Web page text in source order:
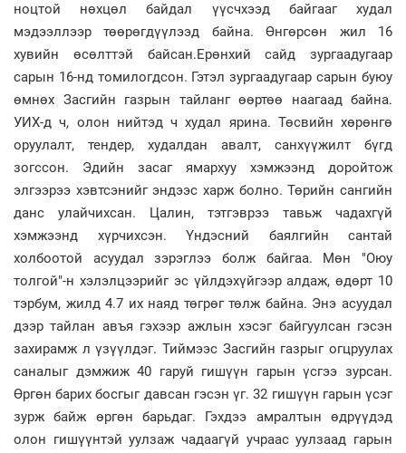
ноцтой нөхцөл байдал үүсчхээд байгааг худал
мэдээллээр төөрөгдүүлээд байна. Өнгөрсөн жил 16
хувийн өсөлттэй байсан.Ерөнхий сайд зургаадугаар
сарын 16-нд томилогдсон. Гэтэл зургаадугаар сарын буюу
өмнөх Засгийн газрын тайланг өөртөө наагаад байна.
УИХ-д ч, олон нийтэд ч худал ярина. Төсвийн хөрөнгө
оруулалт, тендер, худалдан авалт, санхүүжилт бүгд
зогссон. Эдийн засаг ямархуу хэмжээнд доройтож
элгээрээ хэвтсэнийг эндээс харж болно. Төрийн сангийн
данс улайчихсан. Цалин, тэтгэврээ тавьж чадахгүй
хэмжээнд хүрчихсэн. Үндэсний баялгийн сантай
холбоотой асуудал зэрэглээ болж байгаа. Мөн "Оюу
толгой"-н хэлэлцээрийг эс үйлдэхүйгээр алдаж, өдөрт 10
тэрбум, жилд 4.7 их наяд төгрөг төлж байна. Энэ асуудал
дээр тайлан авъя гэхээр ажлын хэсэг байгуулсан гэсэн
захирамж л үзүүлдэг. Тиймээс Засгийн газрыг огцруулах
саналыг дэмжиж 40 гаруй гишүүн гарын үсгээ зурсан.
Өргөн барих босгыг давсан гэсэн үг. 32 гишүүн гарын үсэг
зурж байж өргөн барьдаг. Гэхдээ амралтын өдрүүдэд
олон гишүүнтэй уулзаж чадаагүй учраас уулзаад гарын